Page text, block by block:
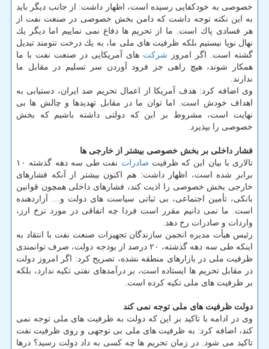
خصوصی به خودكفایی رسیده است، اظهار داشت: از جانب دیگر باید
به این نكته توجه داشت كه دامن بخش خصوصی در صنعت نفت از
هر فسادی پاك است. ما از تحریم ها دفاع نمی نماییم اما دیگر یك
نهال نوپا نیستیم بلكه ظرفیت های ملی ما، به یك درخت تنومند تبدیل
گشته است. اگر امروز شركت های آمریكایی در صنعت نفت با ما
همكار شوند، هیچ راهی جز فرود آوردن سر تسلیم در مقابل ما
ندارند.
وی اضافه كرد: هدف آمریكا از اعمال تحریم ضد ایران، دستیابی به
اهداف خودش است. اما توان ما در مقابل تهدیدها و چالش ها بی
نهایت است، مشروط بر این كه دولتی داشته باشیم كه بخش
خصوصی را بپذیرد.
فشار داخلی بر بخش خصوصی بیشتر از خارجی ها
تالاری با بیان این كه ظرفیت صادرات
نفت طی سه دهه گذشته ۱۰
برابر شده است، اظهار داشت: هم اكنون بیشتر از آنكه فشارهای
خارجی بخش خصوصی را اذیت كند، فشارهای داخلی همچون قوانین
بانكی، تأمین اجتماعی، بی ثباتی سیاست های دولت و… آزاردهنده
است. ما نمی دانیم مقرر است فردا چه اتفاقی در مورد نرخ ارز،
واردات و صادرات رخ دهد.
رئیس هیأت مدیره انجمن سازندگان تجهیزات صنعت نفت با انتقاد به
اینكه طی سه دهه گذشته، ۲۰ درصد از بودجه دولت، صرف توانمندی
ظرفیت ملی در بازارهای منطقه نشده، تصریح كرد: اگر امروز دولت
در مقابل تحریم ها ایستاده است، بر درآمدهای نفتی تكیه ندارد، بلكه
بر ظرفیت های ملی تكیه كرده است.
دولت ظرفیت های ملی توجه نمی كند
وی در ادامه با تاكید بر این كه دولت به ظرفیت های ملی توجه نمی
كند، اضافه كرد: به ظرفیت های ملی بی توجهی و روی ظرفیت نفت
تاكید می شود. در زمان تحریم ها چه كسی به داد دولت رسید؟ درها